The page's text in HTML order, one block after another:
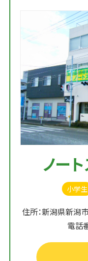
ノー
小学生
住所：新潟県新潟
電話